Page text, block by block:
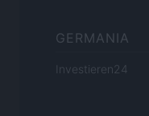
GERMANIA
Investieren24